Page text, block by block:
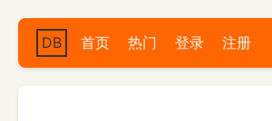
DB 首页 热门 登录 注册